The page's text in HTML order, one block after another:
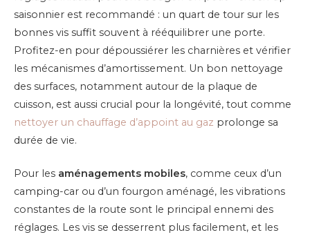
saisonnier est recommandé : un quart de tour sur les
bonnes vis suffit souvent à rééquilibrer une porte.
Profitez-en pour dépoussiérer les charnières et vérifier
les mécanismes d’amortissement. Un bon nettoyage
des surfaces, notamment autour de la plaque de
cuisson, est aussi crucial pour la longévité, tout comme
nettoyer un chauffage d’appoint au gaz prolonge sa
durée de vie.
Pour les aménagements mobiles, comme ceux d’un
camping-car ou d’un fourgon aménagé, les vibrations
constantes de la route sont le principal ennemi des
réglages. Les vis se desserrent plus facilement, et les